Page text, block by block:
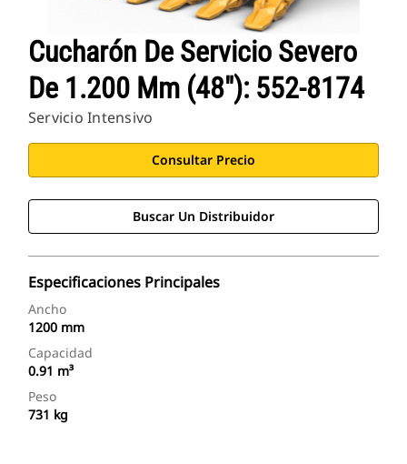
Cucharón De Servicio Severo
De 1.200 Mm (48"): 552-8174
Servicio Intensivo
Consultar Precio
Buscar Un Distribuidor
Especificaciones Principales
Ancho
1200 mm
Capacidad
0.91 m³
Peso
731 kg